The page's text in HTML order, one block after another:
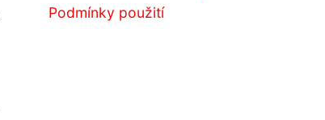
Podmínky použití